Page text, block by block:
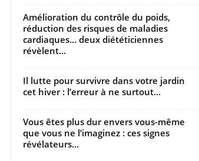
Amélioration du contrôle du poids,
réduction des risques de maladies
cardiaques… deux diététiciennes
révèlent...
Il lutte pour survivre dans votre jardin
cet hiver : l’erreur à ne surtout...
Vous êtes plus dur envers vous-même
que vous ne l’imaginez : ces signes
révélateurs...